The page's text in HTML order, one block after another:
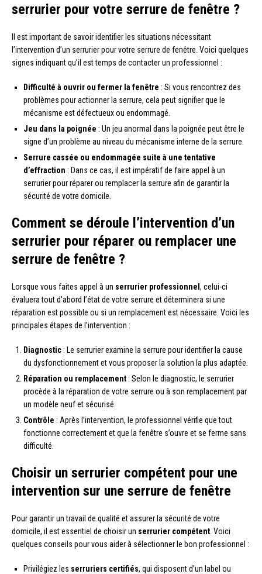
serrurier pour votre serrure de fenêtre ?
Il est important de savoir identifier les situations nécessitant
l’intervention d’un serrurier pour votre serrure de fenêtre. Voici quelques
signes indiquant qu’il est temps de contacter un professionnel :
Difficulté à ouvrir ou fermer la fenêtre : Si vous rencontrez des
problèmes pour actionner la serrure, cela peut signifier que le
mécanisme est défectueux ou endommagé.
Jeu dans la poignée : Un jeu anormal dans la poignée peut être le
signe d’un problème au niveau du mécanisme interne de la serrure.
Serrure cassée ou endommagée suite à une tentative
d’effraction : Dans ce cas, il est impératif de faire appel à un
serrurier pour réparer ou remplacer la serrure afin de garantir la
sécurité de votre domicile.
Comment se déroule l’intervention d’un
serrurier pour réparer ou remplacer une
serrure de fenêtre ?
Lorsque vous faites appel à un serrurier professionnel , celui-ci
évaluera tout d’abord l’état de votre serrure et déterminera si une
réparation est possible ou si un remplacement est nécessaire. Voici les
principales étapes de l’intervention :
Diagnostic : Le serrurier examine la serrure pour identifier la cause
du dysfonctionnement et vous proposer la solution la plus adaptée.
Réparation ou remplacement : Selon le diagnostic, le serrurier
procède à la réparation de votre serrure ou à son remplacement par
un modèle neuf et sécurisé.
Contrôle : Après l’intervention, le professionnel vérifie que tout
fonctionne correctement et que la fenêtre s’ouvre et se ferme sans
difficulté.
Choisir un serrurier compétent pour une
intervention sur une serrure de fenêtre
Pour garantir un travail de qualité et assurer la sécurité de votre
domicile, il est essentiel de choisir un serrurier compétent . Voici
quelques conseils pour vous aider à sélectionner le bon professionnel :
Privilégiez les serruriers certifiés, qui disposent d’un label ou